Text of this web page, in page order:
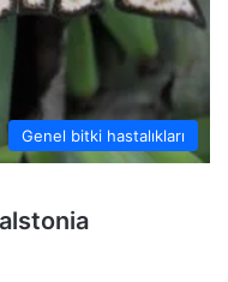
Genel bitki hastalıkları